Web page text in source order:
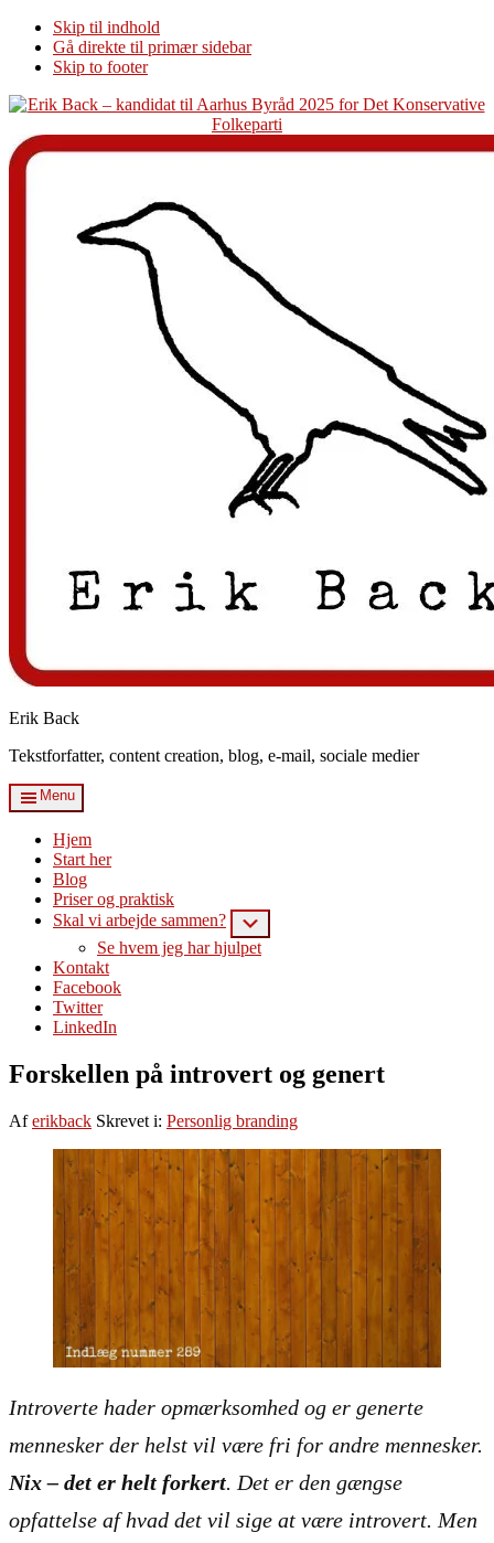
Skip til indhold
Gå direkte til primær sidebar
Skip to footer
Additional
menu
Erik Back
Tekstforfatter, content creation, blog, e-mail, sociale medier
Menu
Hjem
Start her
Blog
Priser og praktisk
Skal vi arbejde sammen?
Se hvem jeg har hjulpet
Kontakt
Facebook
Twitter
LinkedIn
Forskellen på introvert og genert
Aferikback Skrevet i: Personlig branding
Introverte hader opmærksomhed og er generte
mennesker der helst vil være fri for andre mennesker.
Nix – det er helt forkert. Det er den gængse
opfattelse af hvad det vil sige at være introvert. Men